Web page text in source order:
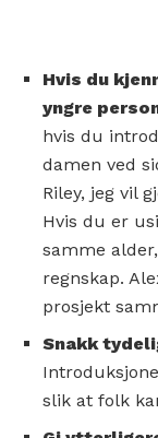
Hvis du
yngre
hvis du
damen ved
Riley, jeg vil
Hvis du er
samme
regnskap.
prosjekt
Snakk
slik at folk